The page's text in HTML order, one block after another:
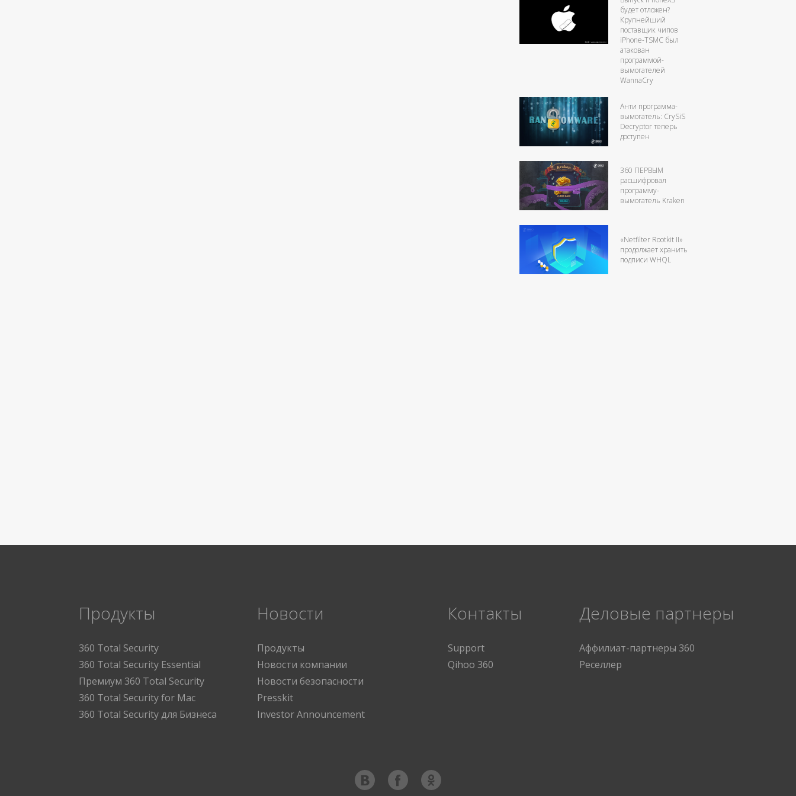
будет отложен?
Крупнейший
поставщик чипов
iPhone-TSMC был
атакован
программой-
вымогателей
WannaCry
Анти программа-
вымогатель: CrySiS
Decryptor теперь
доступен
360 ПЕРВЫМ
расшифровал
программу-
вымогатель Kraken
«Netfilter Rootkit II»
продолжает хранить
подписи WHQL
Продукты
360 Total Security
360 Total Security Essential
Премиум 360 Total Security
360 Total Security for Mac
360 Total Security для Бизнеса
Новости
Продукты
Новости компании
Новости безопасности
Presskit
Investor Announcement
Контакты
Support
Qihoo 360
Деловые партнеры
Аффилиат-партнеры 360
Реселлер